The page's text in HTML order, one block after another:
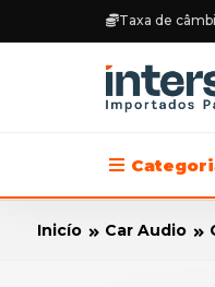
Taxa de
Inicío Car Audio